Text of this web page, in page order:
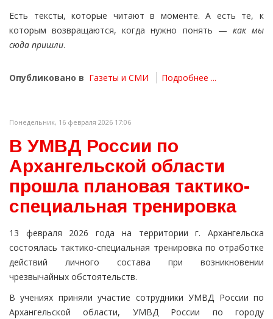
Есть тексты, которые читают в моменте. А есть те, к
которым возвращаются, когда нужно понять — как мы
сюда пришли.
Опубликовано в Газеты и СМИ Подробнее ...
Понедельник, 16 февраля 2026 17:06
В УМВД России по
Архангельской области
прошла плановая тактико-
специальная тренировка
13 февраля 2026 года на территории г. Архангельска
состоялась тактико-специальная тренировка по отработке
действий личного состава при возникновении
чрезвычайных обстоятельств.
В учениях приняли участие сотрудники УМВД России по
Архангельской области, УМВД России по городу